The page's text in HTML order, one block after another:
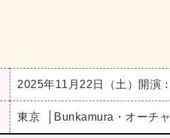
2025年11月22日（土） 開演
東京 Bunkamura・オーチ